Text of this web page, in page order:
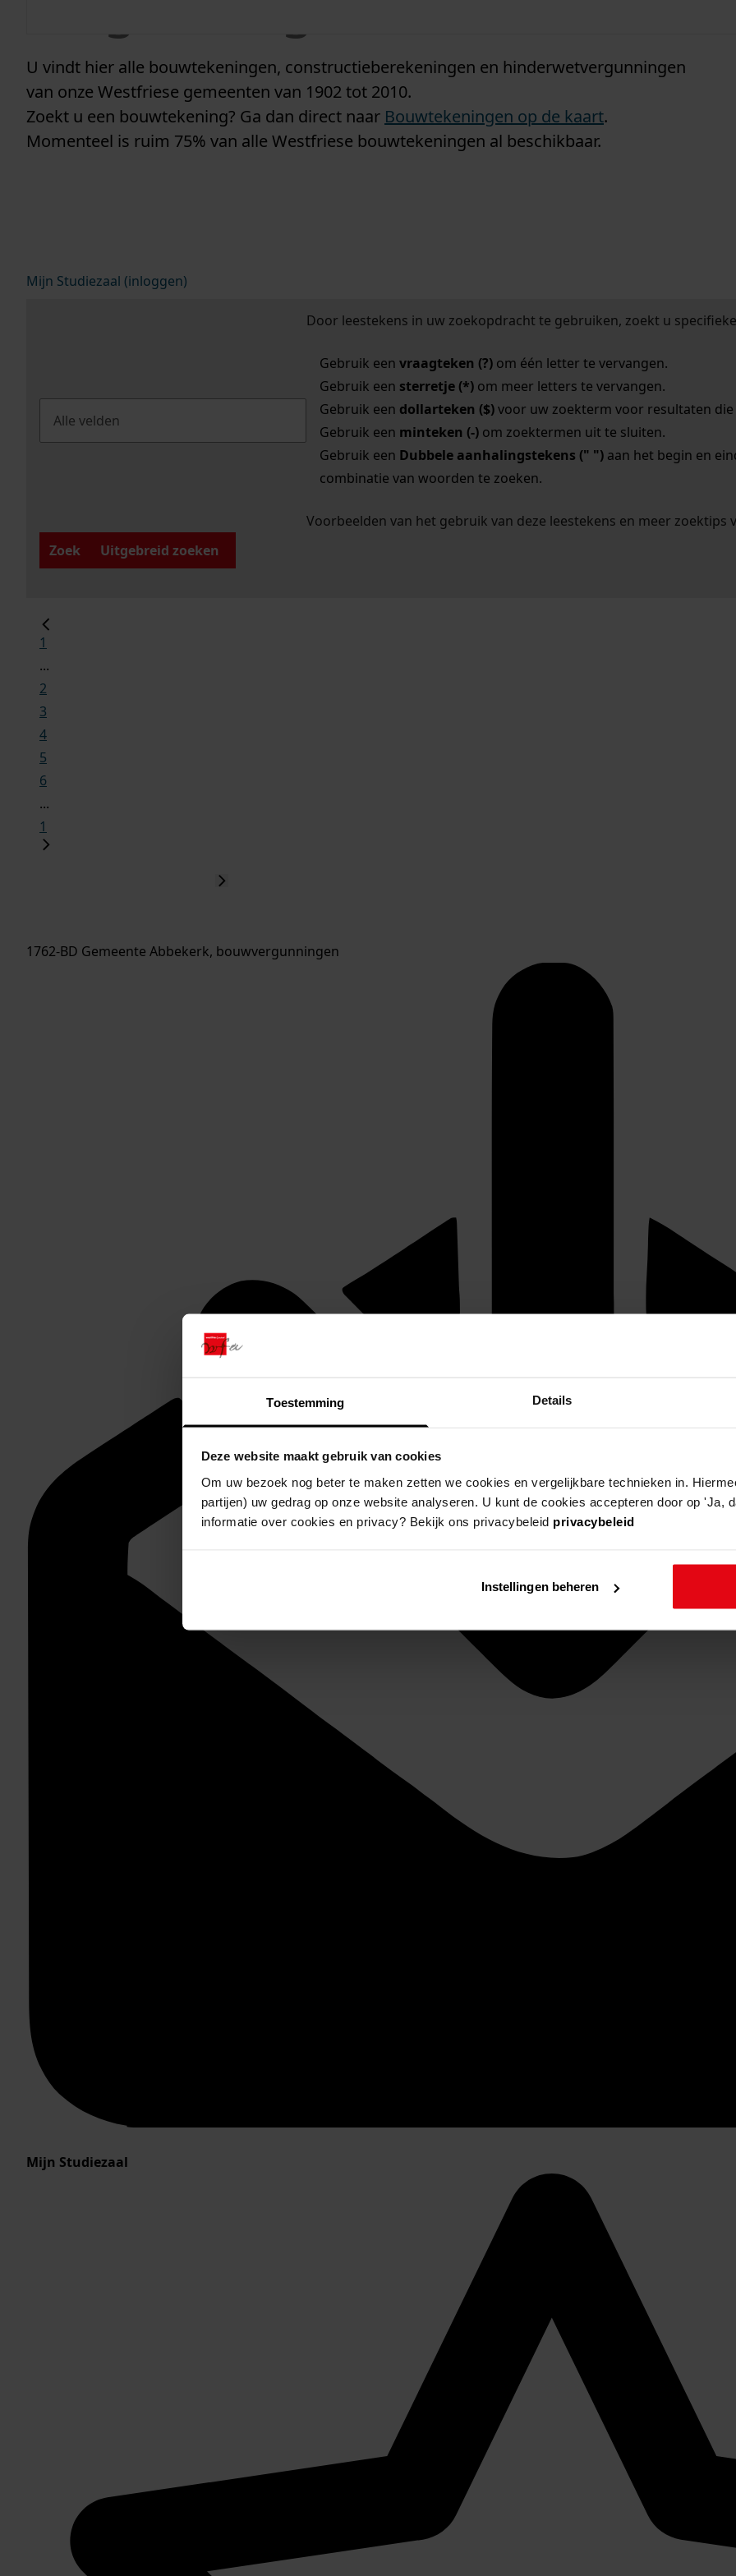
Toestemming Details
Deze website maakt gebruik van cookies
Om uw bezoek nog beter te maken zetten we cookies en vergelijkbare technieken in.
partijen) uw gedrag op onze website analyseren. U kunt de cookies accepteren door op 'Ja,
informatie over cookies en privacy? Bekijk ons privacybeleid privacybeleid
Instellingen beheren
U vindt hier alle bouwtekeningen, constructieberekeningen en hinderwetvergunningen
van onze Westfriese gemeenten van 1902 tot 2010.
Zoekt u een bouwtekening? Ga dan direct naar Bouwtekeningen op de kaart.
Momenteel is ruim 75% van alle Westfriese bouwtekeningen al beschikbaar.
Mijn Studiezaal (inloggen)
Door leestekens in uw zoekopdracht te gebruiken, zoekt u
Gebruik een vraagteken (?)om één letter te vervangen.
Gebruik een sterretje (*)om meer letters te vervangen.
Gebruik een dollarteken ($)voor uw zoekterm voor resultaten die
Gebruik een minteken (-)om zoektermen uit te sluiten.
Gebruik een Dubbele aanhalingstekens (" ")aan het begin en
combinatie van woorden te zoeken.
Voorbeelden van het gebruik van deze leestekens en meer zoektips
Zoek
Uitgebreid zoeken
1
...
2
3
4
5
6
...
1
1762-BD Gemeente Abbekerk, bouwvergunningen
Mijn Studiezaal